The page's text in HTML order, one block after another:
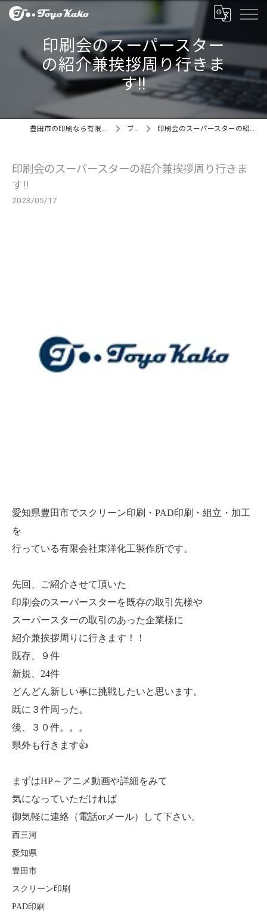
印刷会のスーパースター
の紹介兼挨拶周り行きま
す‼️
豊田市の印刷なら有限会社東洋化工製作所 ブログ 印刷会のスーパースターの紹介兼挨拶周り行きます‼️
印刷会のスーパースターの紹介兼挨拶周り行きま
す‼️
2023/05/17
愛知県豊田市でスクリーン印刷・PAD印刷・組立・加工
を
行っている有限会社東洋化工製作所です。
先回、ご紹介させて頂いた
印刷会のスーパースターを既存の取引先様や
スーパースターの取引のあった企業様に
紹介兼挨拶周りに行きます！！
既存、９件
新規、24件
どんどん新しい事に挑戦したいと思います。
既に３件周った。
後、３０件。。。
県外も行きます👍
まずはHP～アニメ動画や詳細をみて
気になっていただければ
御気軽に連絡（電話orメール）して下さい。
西三河
愛知県
豊田市
スクリーン印刷
PAD印刷